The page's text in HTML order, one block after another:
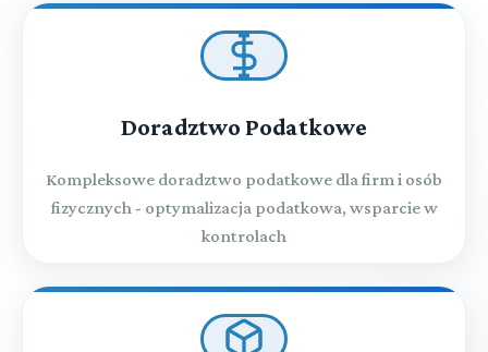
Doradztwo Podatkowe
Kompleksowe doradztwo podatkowe dla firm i osób
fizycznych - optymalizacja podatkowa, wsparcie w
kontrolach